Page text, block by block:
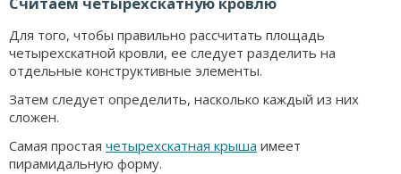
Для того, чтобы правильно рассчитать площадь
четырехскатной кровли, ее следует разделить на
отдельные конструктивные элементы.
Затем следует определить, насколько каждый из них
сложен.
Самая простая четырехскатная крыша имеет
пирамидальную форму.